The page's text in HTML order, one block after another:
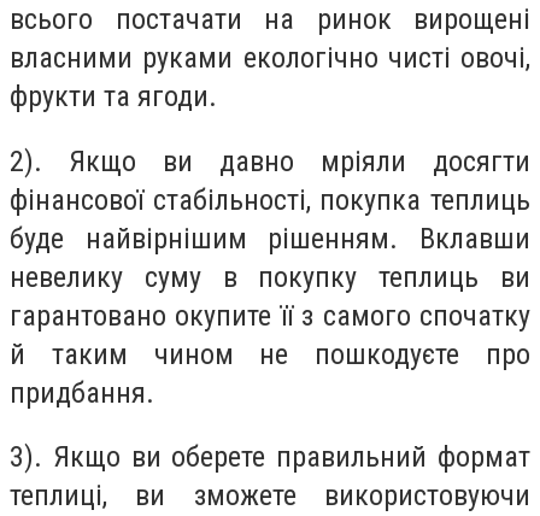
всього постачати на ринок вирощені
власними руками екологічно чисті овочі,
фрукти та ягоди.
2). Якщо ви давно мріяли досягти
фінансової стабільності, покупка теплиць
буде найвірнішим рішенням. Вклавши
невелику суму в покупку теплиць ви
гарантовано окупите її з самого спочатку
й таким чином не пошкодуєте про
придбання.
3). Якщо ви оберете правильний формат
теплиці, ви зможете використовуючи